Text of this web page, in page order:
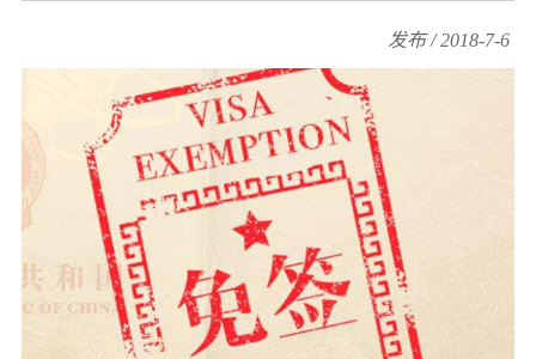
发布 / 2018-7-6